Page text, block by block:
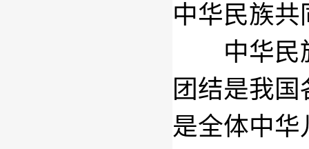
中华民族
中华民族
团结是我
是全体中